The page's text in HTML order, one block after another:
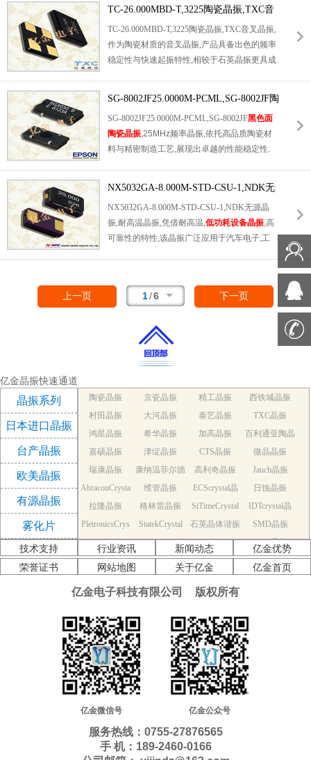
量产适配医用设备自动化产线,适配多参数监护
产品采用高品质晶体材质
与精密LC振荡电路设计,具备极低的频率偏差
与相位噪声,能有效优化音频传输质量,减少杂
音干扰.
TC-26.000MBD-T,3225陶瓷晶振,TXC音
叉晶振
TC-26.000MBD-T,3225陶瓷晶振,TXC音叉晶振,
作为陶瓷材质的音叉晶振,产品具备出色的频率
稳定性与快速起振特性,相较于石英晶振更具成
技术积淀,该产品相位噪声低,抗干扰能力强,MB
D-T规格优化了电气性能参数,适配各类主流电
路设计,是对性价比与稳定性有双重要求设备的
优选方案.
SG-8002JF25.0000M-PCML,SG-8002JF陶
瓷晶振,25MHz频率晶振
SG-8002JF25.0000M-PCML,SG-8002JF黑色面
陶瓷晶振 ,25MHz频率晶振,依托高品质陶瓷材
料与精密制造工艺,展现出卓越的性能稳定性.
增强了产品的抗电磁干扰能力与密封性,有效抵
御潮湿,粉尘等环境影响,同时具备低功耗特性,
延长设备续航,降低长期使用成本.
NX5032GA-8.000M-STD-CSU-1,NDK无
源晶振,耐高温晶振
NX5032GA-8.000M-STD-CSU-1,NDK无源晶
振,耐高温晶振,凭借耐高温, 低功耗设备晶振 ,高
可靠性的特性,该晶振广泛应用于汽车电子,工
普通耐温晶振,避免因高温导致的设备时钟故
障,提升产品整体可靠性.
上一页 1/6 下一页
亿金晶振快速通道
晶振系列
日本进口晶振
台产晶振
欧美晶振
有源晶振
雾化片
陶瓷晶振 京瓷晶振 精工晶振
西铁城晶振
村田晶振
大河晶振 泰艺晶振
TXC晶振
鸿星晶振
希华晶振 加高晶振
百利通亚陶晶
振
嘉硕晶振 津绽晶振 CTS晶振
微晶晶振
瑞康晶振
康纳温菲尔德
晶振
高利奇晶振
Jauch晶振
AbraconCrysta
l晶振
维管晶振
ECScrystal晶
振
日蚀晶振
拉隆晶振
格林雷晶振
SiTimeCrystal
晶振
IDTcrystal晶
振
PletronicsCrys
tal晶振
StatekCrystal
晶振
石英晶体谐振
器
SMD晶振
KDS Quartz cr
ystal
NDK Quartz c
rystal
EPSON Quart
z crystal
AEK晶振
AEL晶振
Cardinal晶振 Crystek晶振
Euroquartz晶
振
KVG晶振
MMDCOMP
MtronPTI晶振
QuartzCom晶
振
QuartzChnik
SUNTSU晶振
Transko晶振
WI2WI晶振
富士晶振
MERCURY晶
振
韩国三呢晶振
ITTI晶振 ACT晶振
Lihom晶振
rubyquartz晶
Oscilent晶振
SHINSUNG
晶振
SMI晶振 PDI晶振
C-TECH晶振
Microchip晶
NIC晶振
QVS晶振 Bomar晶振
技术支持 行业资讯 新闻动态
亿金优势
荣誉证书
网站地图 关于亿金 亿金首页
亿金电子科技有限公司 版权所有
亿金微信号 亿金公众号
服务热线：0755-27876565
手 机：189-2460-0166